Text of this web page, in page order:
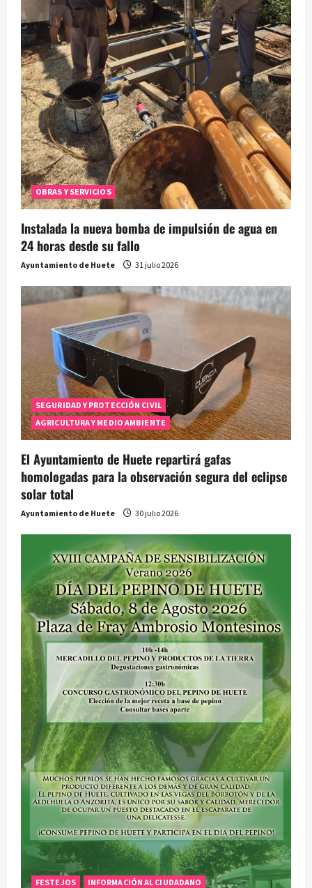
OBRAS Y SERVICIOS
Instalada la nueva bomba de impulsión de agua en
24 horas desde su fallo
Ayuntamiento de Huete 31 julio 2026
SEGURIDAD Y PROTECCIÓN CIVIL
AGRICULTURA Y MEDIO AMBIENTE
El Ayuntamiento de Huete repartirá gafas
homologadas para la observación segura del eclipse
solar total
Ayuntamiento de Huete 30 julio 2026
FESTEJOS INFORMACIÓN AL CIUDADANO